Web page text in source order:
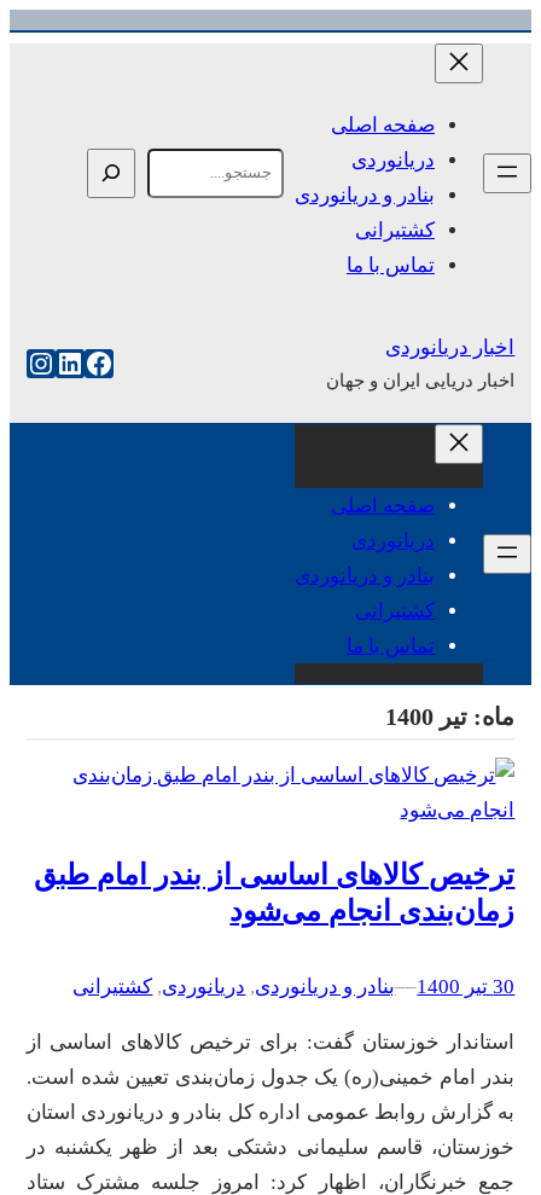
رفتن
صفحه اصلی
دریانوردی
بنادر و دریانوردی
کشتیرانی
تماس با ما
اخبار دریانوردی
اخبار دریایی ایران و جهان
فیس‌بوک
صفحه اصلی
دریانوردی
بنادر و دریانوردی
کشتیرانی
تماس با ما
ماه: تیر 1400
ترخیص کالاهای اساسی از بندر امام طبق
زمان‌بندی انجام می‌شود
30 تیر 1400 –
–بنادر و دریانوردی, دریانوردی, کشتیرانی
استاندار خوزستان گفت: برای ترخیص کالاهای اساسی از
بندر امام خمینی(ره) یک جدول زمان‌بندی تعیین شده است.
به گزارش روابط عمومی اداره کل بنادر و دریانوردی استان
خوزستان، قاسم سلیمانی دشتکی بعد از ظهر یکشنبه در
جمع خبرنگاران، اظهار کرد: امروز جلسه مشترک ستاد